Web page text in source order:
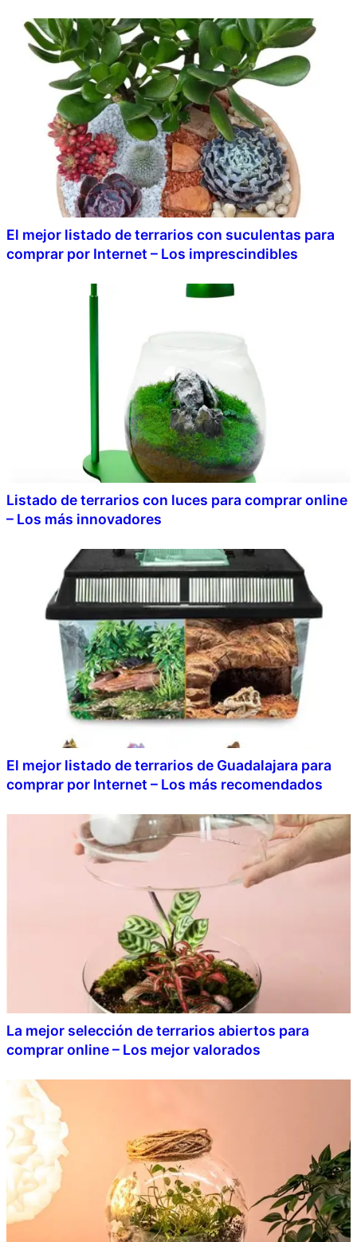
El mejor listado de terrarios con suculentas para
comprar por Internet – Los imprescindibles
Listado de terrarios con luces para comprar online
– Los más innovadores
El mejor listado de terrarios de Guadalajara para
comprar por Internet – Los más recomendados
La mejor selección de terrarios abiertos para
comprar online – Los mejor valorados